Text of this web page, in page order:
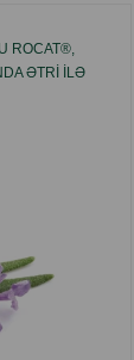
ROCAT®,
ƏTRI ILƏ